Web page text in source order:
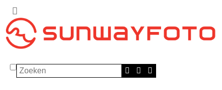
Zoeken